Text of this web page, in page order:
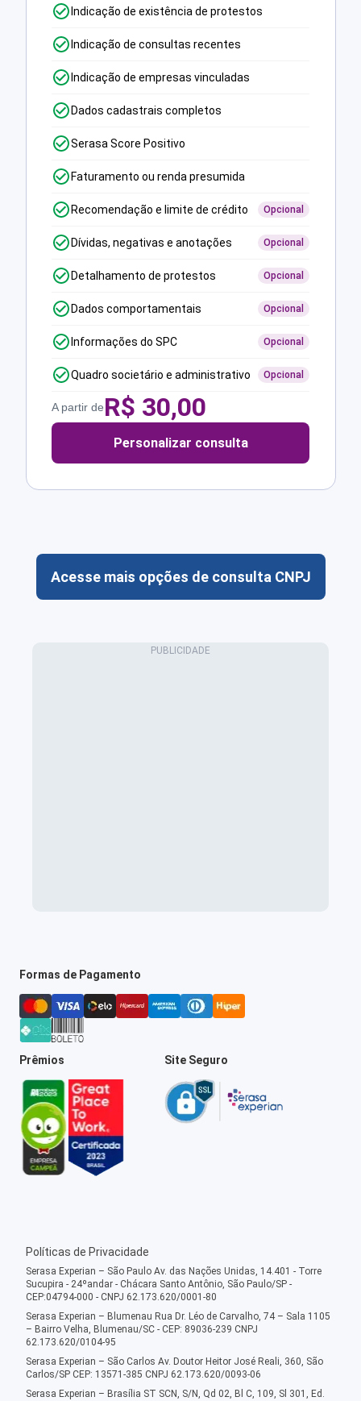
Indicação de existência de protestos
Indicação de consultas recentes
Indicação de empresas vinculadas
Dados cadastrais completos
Serasa Score Positivo
Faturamento ou renda presumida
Recomendação e limite de crédito Opcional
Dívidas, negativas e anotações Opcional
Detalhamento de protestos Opcional
Dados comportamentais Opcional
Informações do SPC Opcional
Quadro societário e administrativo Opcional
A partir deR$ 30,00
Personalizar consulta
Acesse mais opções de consulta CNPJ
Formas de Pagamento
Prêmios Site Seguro
Políticas de Privacidade
Serasa Experian – São Paulo Av. das Nações Unidas, 14.401 - Torre
Sucupira - 24ºandar - Chácara Santo Antônio, São Paulo/SP -
CEP:04794-000 - CNPJ 62.173.620/0001-80
Serasa Experian – Blumenau Rua Dr. Léo de Carvalho, 74 – Sala 1105
– Bairro Velha, Blumenau/SC - CEP: 89036-239 CNPJ
62.173.620/0104-95
Serasa Experian – São Carlos Av. Doutor Heitor José Reali, 360, São
Carlos/SP CEP: 13571-385 CNPJ 62.173.620/0093-06
Serasa Experian – Brasília ST SCN, S/N, Qd 02, Bl C, 109, Sl 301, Ed.